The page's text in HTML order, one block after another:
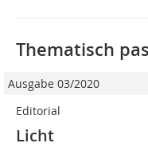
Thematisch
Ausgabe 03/2020
Editorial
Licht